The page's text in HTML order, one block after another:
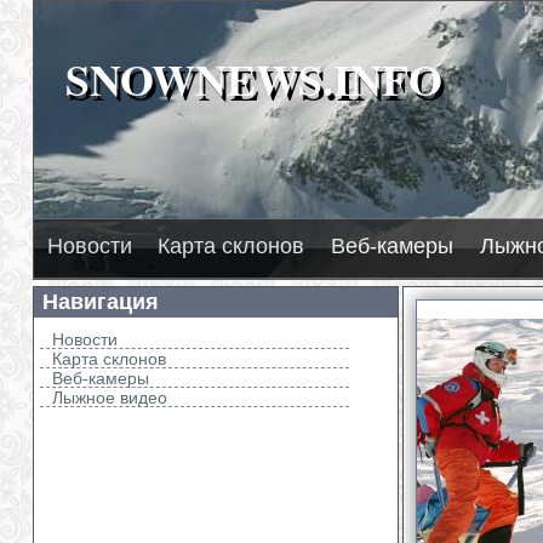
SNOWNEWS.INFO
SNOWNEWS.INFO
Новости Карта склонов Веб-камеры
Навигация
Новости
Карта склонов
Веб-камеры
Лыжное видео